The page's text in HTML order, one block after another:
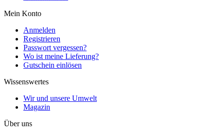
Mein Konto
Anmelden
Registrieren
Passwort vergessen?
Wo ist meine Lieferung?
Gutschein einlösen
Wissenswertes
Wir und unsere Umwelt
Magazin
Über uns